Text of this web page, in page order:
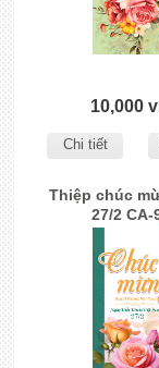
10,000
Chi tiết
Thiệp chúc
27/2 CA-